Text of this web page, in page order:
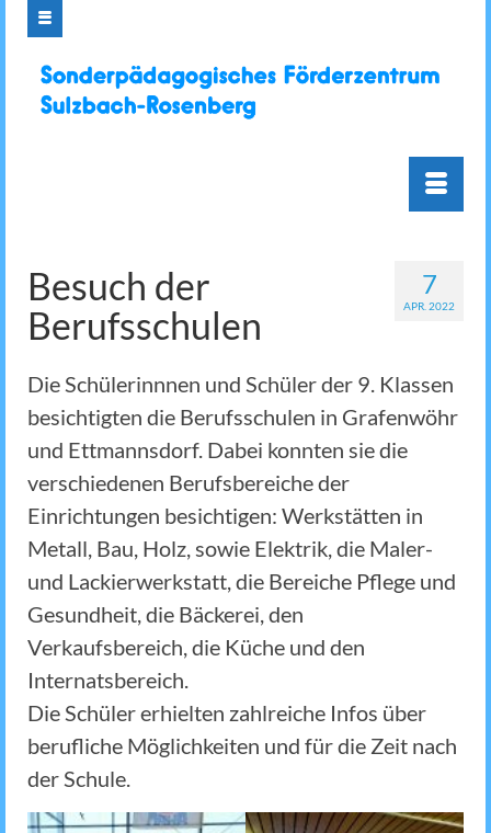
7
APR. 2022
Besuch der
Berufsschulen
Die Schülerinnnen und Schüler der 9. Klassen
besichtigten die Berufsschulen in Grafenwöhr
und Ettmannsdorf. Dabei konnten sie die
verschiedenen Berufsbereiche der
Einrichtungen besichtigen: Werkstätten in
Metall, Bau, Holz, sowie Elektrik, die Maler-
und Lackierwerkstatt, die Bereiche Pflege und
Gesundheit, die Bäckerei, den
Verkaufsbereich, die Küche und den
Internatsbereich.
Die Schüler erhielten zahlreiche Infos über
berufliche Möglichkeiten und für die Zeit nach
der Schule.